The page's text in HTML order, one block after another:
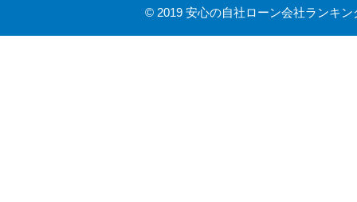
© 2019 安心の自社ローン会社ランキン